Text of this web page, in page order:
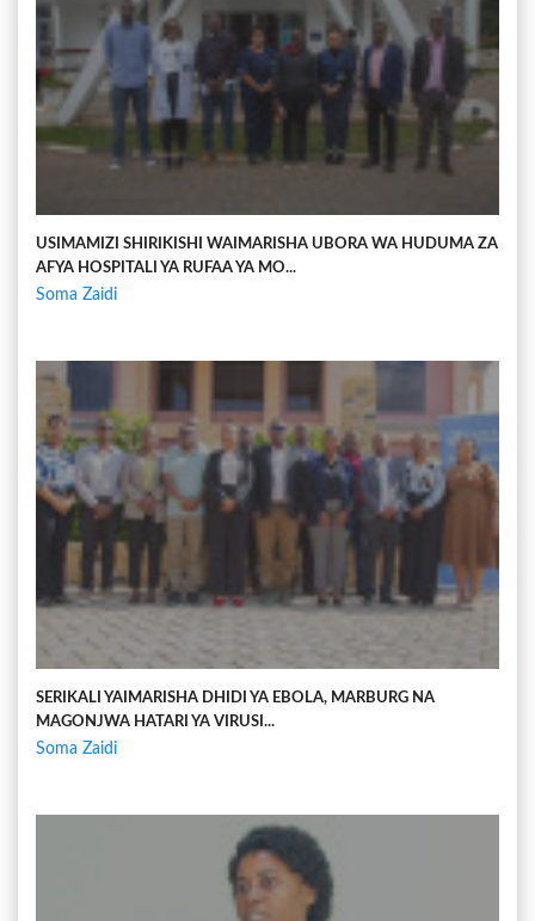
USIMAMIZI SHIRIKISHI WAIMARISHA UBORA WA HUDUMA ZA
AFYA HOSPITALI YA RUFAA YA MO...
Soma Zaidi
SERIKALI YAIMARISHA DHIDI YA EBOLA, MARBURG NA
MAGONJWA HATARI YA VIRUSI...
Soma Zaidi